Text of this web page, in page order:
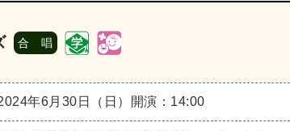
合 唱
年6月30日（日） 開演：14:00